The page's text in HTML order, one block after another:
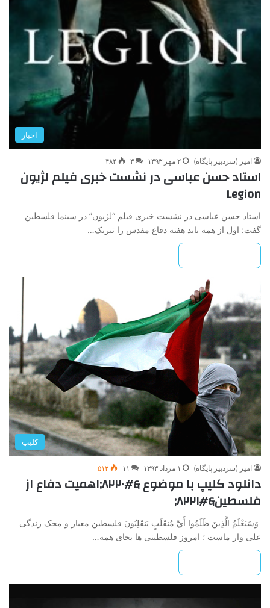
اخبار
امیر (سردبیر پایگاه) ۲ مهر ۱۳۹۳ ۳ ۴۸۴
استاد حسن عباسی در نشست خبری فیلم لژیون
Legion
استاد حسن عباسی در نشست خبری فیلم “لژیون” در سینما فلسطین
گفت: اول از همه باید هفته دفاع مقدس را تبریک…
کلیپ
امیر (سردبیر پایگاه) ۱ مرداد ۱۳۹۳ ۱۱ ۵۱۲
دانلود کلیپ با موضوع &#۸۲۲۰;اهمیت دفاع از
فلسطین&#۸۲۲۱;
وَسَيَعْلَمُ الَّذِينَ ظَلَمُوا أَيَّ مُنقَلَبٍ يَنقَلِبُونَ فلسطین معیار و محک زندگی
علی وار ماست ؛ امروز فلسطینی ها بجای همه…